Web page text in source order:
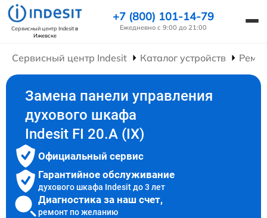
Сервисный центр Indesitв
Ижевске
+7 (800) 101-14-79
Ежедневно с 9:00 до 21:00
Сервисный центр Indesit Каталог устройств
Замена панели управления
духового шкафа
Indesit FI 20.A (IX)
Официальный сервис
Гарантийное обслуживание
духового шкафа Indesit до 3 лет
Диагностика за наш счет,
ремонт по желанию